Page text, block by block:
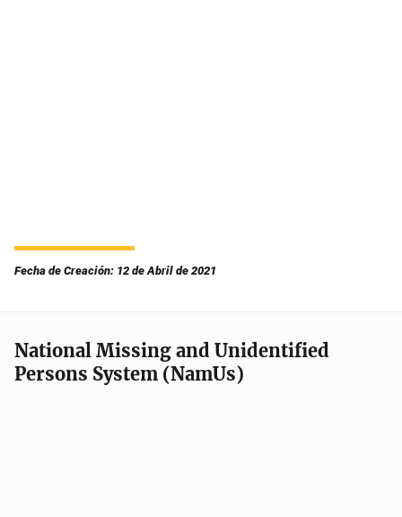
Fecha de Creación: 12 de Abril de 2021
National Missing and Unidentified
Persons System (NamUs)